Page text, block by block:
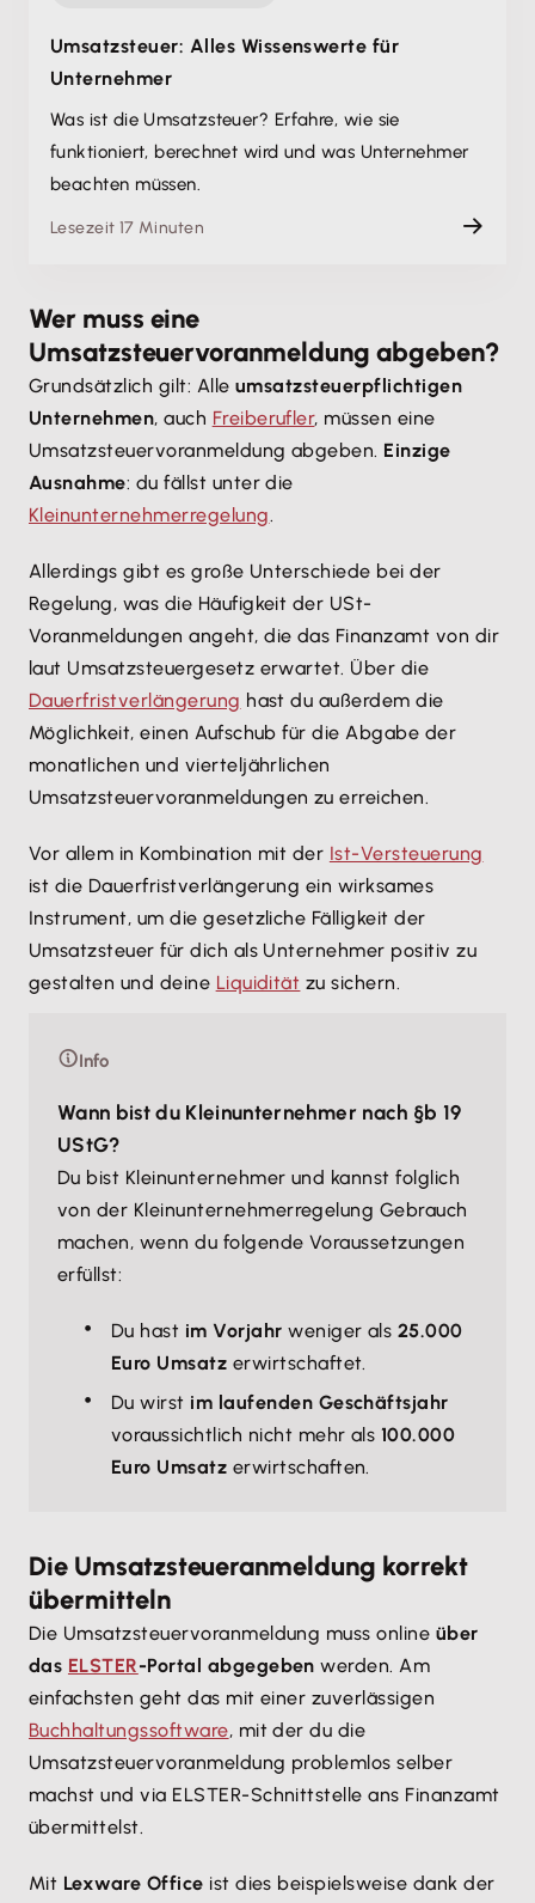
Umsatzsteuer: Alles Wissenswerte für
Unternehmer
Was ist die Umsatzsteuer? Erfahre, wie sie
funktioniert, berechnet wird und was Unternehmer
beachten müssen.
Lesezeit 17 Minuten
Wer muss eine
Umsatzsteuervoranmeldung abgeben?
Grundsätzlich gilt: Alle umsatzsteuerpflichtigen
Unternehmen, auch Freiberufler, müssen eine
Umsatzsteuervoranmeldung abgeben. Einzige
Ausnahme: du fällst unter die
Kleinunternehmerregelung.
Allerdings gibt es große Unterschiede bei der
Regelung, was die Häufigkeit der USt-
Voranmeldungen angeht, die das Finanzamt von dir
laut Umsatzsteuergesetz erwartet. Über die
Dauerfristverlängerung hast du außerdem die
Möglichkeit, einen Aufschub für die Abgabe der
monatlichen und vierteljährlichen
Umsatzsteuervoranmeldungen zu erreichen.
Vor allem in Kombination mit der Ist-Versteuerung
ist die Dauerfristverlängerung ein wirksames
Instrument, um die gesetzliche Fälligkeit der
Umsatzsteuer für dich als Unternehmer positiv zu
gestalten und deine Liquidität zu sichern.
Info
Wann bist du Kleinunternehmer nach §b 19
UStG?
Du bist Kleinunternehmer und kannst folglich
von der Kleinunternehmerregelung Gebrauch
machen, wenn du folgende Voraussetzungen
erfüllst:
Du hast im Vorjahr weniger als 25.000
Euro Umsatz erwirtschaftet.
Du wirst im laufenden Geschäftsjahr
voraussichtlich nicht mehr als 100.000
Euro Umsatz erwirtschaften.
Die Umsatzsteueranmeldung korrekt
übermitteln
Die Umsatzsteuervoranmeldung muss online über
das ELSTER-Portal abgegebenwerden. Am
einfachsten geht das mit einer zuverlässigen
Buchhaltungssoftware, mit der du die
Umsatzsteuervoranmeldung problemlos selber
machst und via ELSTER-Schnittstelle ans Finanzamt
übermittelst.
Mit Lexware Office ist dies beispielsweise dank der